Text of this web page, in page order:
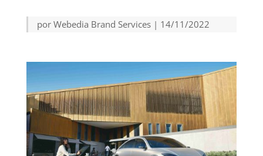
por Webedia Brand Services| 14/11/2022